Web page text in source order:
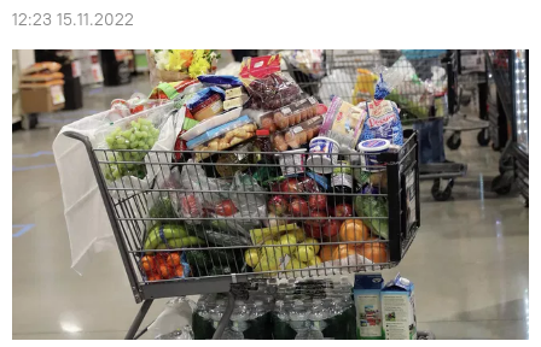
12:23 15.11.2022